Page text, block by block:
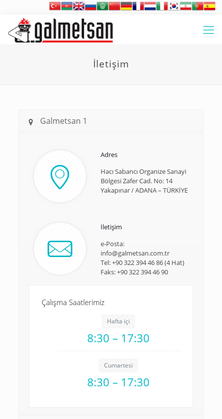
İletişim
Galmetsan 1
Adres
Hacı Sabancı Organize Sanayi
Bölgesi Zafer Cad. No: 14
Yakapınar / ADANA – TÜRKİYE
İletişim
e-Posta:
info@galmetsan.com.tr
Tel: +90 322 394 46 86 (4 Hat)
Faks: +90 322 394 46 90
Çalışma Saatlerimiz
Hafta içi
8:30 – 17:30
Cumartesi
8:30 – 17:30